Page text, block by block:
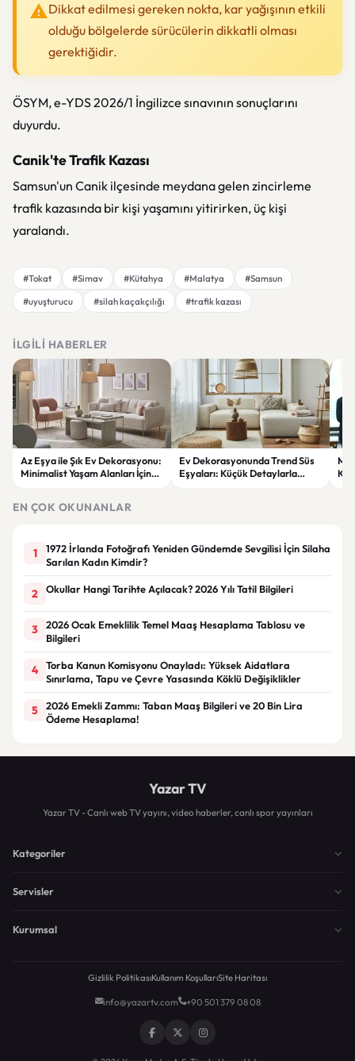
Dikkat edilmesi gereken nokta, kar yağışının etkili
olduğu bölgelerde sürücülerin dikkatli olması
gerektiğidir.
ÖSYM, e-YDS 2026/1 İngilizce sınavının sonuçlarını
duyurdu.
Canik'te Trafik Kazası
Samsun'un Canik ilçesinde meydana gelen zincirleme
trafik kazasında bir kişi yaşamını yitirirken, üç kişi
yaralandı.
#Tokat #Simav #Kütahya #Malatya
#Samsun
#uyuşturucu
#silah kaçakçılığı #trafik kazası
İLGILI HABERLER
Az Eşya ile Şık Ev Dekorasyonu:
Minimalist Yaşam Alanları İçin
Ev Dekorasyonunda Trend Süs
Eşyaları: Küçük Detaylarla
EN ÇOK OKUNANLAR
1
1972 İrlanda Fotoğrafı Yeniden Gündemde Sevgilisi İçin Silaha
Sarılan Kadın Kimdir?
2 Okullar Hangi Tarihte Açılacak? 2026 Yılı Tatil Bilgileri
3
2026 Ocak Emeklilik Temel Maaş Hesaplama Tablosu ve
Bilgileri
4
Torba Kanun Komisyonu Onayladı: Yüksek Aidatlara
Sınırlama, Tapu ve Çevre Yasasında Köklü Değişiklikler
5
2026 Emekli Zammı: Taban Maaş Bilgileri ve 20 Bin Lira
Ödeme Hesaplama!
Yazar TV
Yazar TV - Canlı web TV yayını, video haberler, canlı spor yayınları
Kategoriler
Servisler
Kurumsal
Gizlilik PolitikasıKullanım KoşullarıSite Haritası
info@yazartv.com +90 501 379 08 08